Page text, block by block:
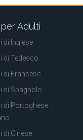
Adulti
di Inglese
di Tedesco
di Francese
di Spagnolo
di Portoghese
di Cinese